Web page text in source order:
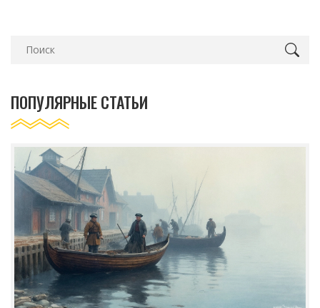
ПОПУЛЯРНЫЕ СТАТЬИ